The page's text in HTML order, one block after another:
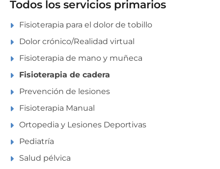
Todos los servicios primarios
Fisioterapia para el dolor de tobillo
Dolor crónico/Realidad virtual
Fisioterapia de mano y muñeca
Fisioterapia de cadera
Prevención de lesiones
Fisioterapia Manual
Ortopedia y Lesiones Deportivas
Pediatría
Salud pélvica